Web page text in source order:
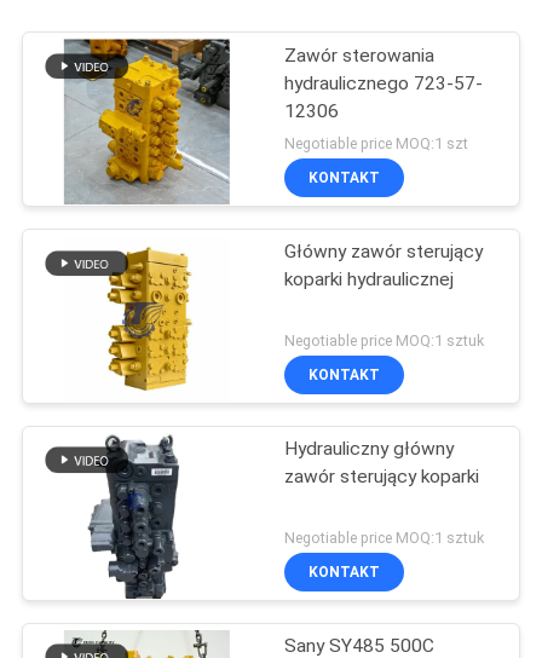
Zawór sterowania
hydraulicznego 723-57-
12306
Negotiable price MOQ:1 szt
KONTAKT
Główny zawór sterujący
koparki hydraulicznej
Negotiable price MOQ:1 sztuk
KONTAKT
Hydrauliczny główny
zawór sterujący koparki
Negotiable price MOQ:1 sztuk
KONTAKT
Sany SY485 500C